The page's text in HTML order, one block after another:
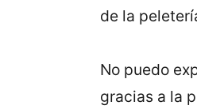
de la
No puedo
gracias a la